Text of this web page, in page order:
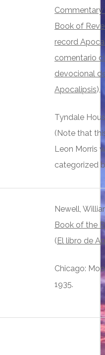
Commentary
Book of
record
comentario
devocional
Apocalipsis),
Tyndale
(Note that
Leon Morris
categorized
Newell,
Book of the
(El libro de
Chicago:
1935.